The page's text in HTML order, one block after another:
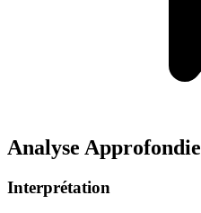
Analyse Approfondie
Interprétation